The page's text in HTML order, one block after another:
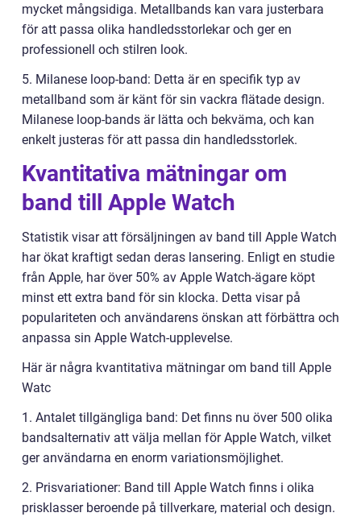
mycket mångsidiga. Metallbands kan vara justerbara
för att passa olika handledsstorlekar och ger en
professionell och stilren look.
5. Milanese loop-band: Detta är en specifik typ av
metallband som är känt för sin vackra flätade design.
Milanese loop-bands är lätta och bekväma, och kan
enkelt justeras för att passa din handledsstorlek.
Kvantitativa mätningar om
band till Apple Watch
Statistik visar att försäljningen av band till Apple Watch
har ökat kraftigt sedan deras lansering. Enligt en studie
från Apple, har över 50% av Apple Watch-ägare köpt
minst ett extra band för sin klocka. Detta visar på
populariteten och användarens önskan att förbättra och
anpassa sin Apple Watch-upplevelse.
Här är några kvantitativa mätningar om band till Apple
Watc
1. Antalet tillgängliga band: Det finns nu över 500 olika
bandsalternativ att välja mellan för Apple Watch, vilket
ger användarna en enorm variationsmöjlighet.
2. Prisvariationer: Band till Apple Watch finns i olika
prisklasser beroende på tillverkare, material och design.